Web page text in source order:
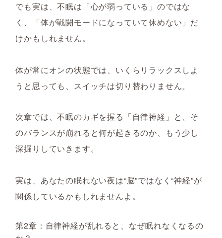
でも実は、不眠は「心が弱っている」のではな
く、「体が戦闘モードになっていて休めない」だ
けかもしれません。
体が常にオンの状態では、いくらリラックスしよ
うと思っても、スイッチは切り替わりません。
次章では、不眠のカギを握る「自律神経」と、そ
のバランスが崩れると何が起きるのか、もう少し
深掘りしていきます。
実は、あなたの眠れない夜は“脳”ではなく“神経”が
関係しているかもしれませんよ。
第2章：自律神経が乱れると、なぜ眠れなくなるの